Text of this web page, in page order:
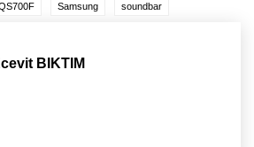
Samsung soundbar
BIKTIM